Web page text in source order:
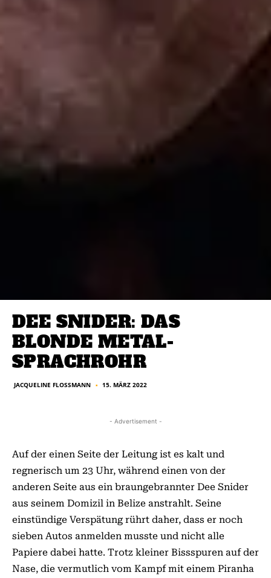
DEE SNIDER: DAS
BLONDE METAL-
SPRACHROHR
JACQUELINE FLOSSMANN ■ 15. MÄRZ 2022
- Advertisement -
Auf der einen Seite der Leitung ist es kalt und
regnerisch um 23 Uhr, während einen von der
anderen Seite aus ein braungebrannter Dee Snider
aus seinem Domizil in Belize anstrahlt. Seine
einstündige Verspätung rührt daher, dass er noch
sieben Autos anmelden musste und nicht alle
Papiere dabei hatte. Trotz kleiner Bissspuren auf der
Nase, die vermutlich vom Kampf mit einem Piranha